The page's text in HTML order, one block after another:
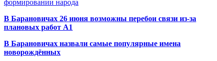
формировании народа
В Барановичах 26 июня возможны перебои связи из-за
плановых работ A1
В Барановичах назвали самые популярные имена
новорождённых